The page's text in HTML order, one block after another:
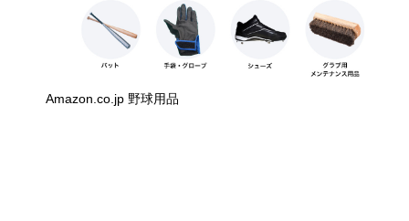
Amazon.co.jp 野球用品